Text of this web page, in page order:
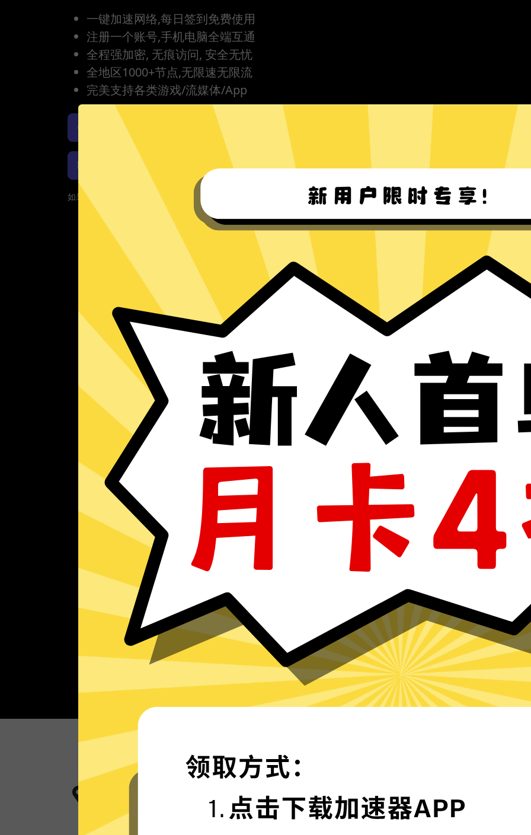
一键加速网络,每日签到免费使用
注册一个账号,手机电脑全端互通
全程强加密, 无痕访问, 安全无忧
全地区1000+节点,无限速无限流
完美支持各类游戏/流媒体/App
Au加速器iOS版下载 Au加速器安卓版下载
Au加速器Windows下载 Au加速器Mac版下载
如果您的App当前遇到问题，请重新下载App！
更多服务器地区选择
Au加速器现已拥有超多加速服务器节点，并且还在不断增加中。
Au加速器已为所有